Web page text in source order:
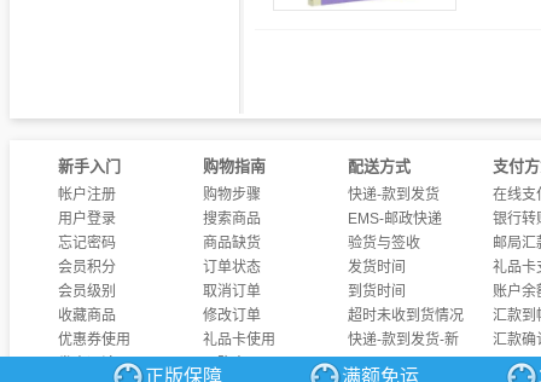
新手入门
帐户注册
用户登录
忘记密码
会员积分
会员级别
收藏商品
优惠券使用
购物指南
购物步骤
搜索商品
商品缺货
订单状态
取消订单
修改订单
礼品卡使用
团购商品
配送方式
快递-款到发货
EMS-邮政快递
验货与签收
发货时间
到货时间
超时未收到货情况
快递-款到发货-新
支付
在线支
银行转
邮局汇
礼品卡
账户余
汇款到
汇款确
正版保障 满额免运